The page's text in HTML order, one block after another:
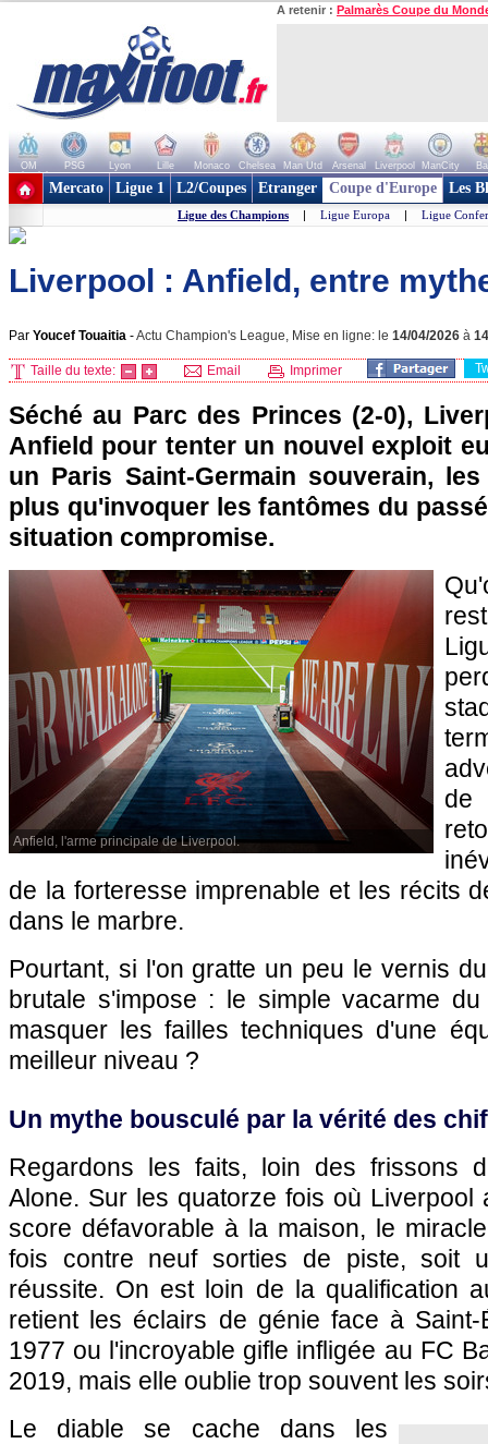
A retenir : Palmarès Coupe du
OM PSG Lyon Lille Monaco Chelsea Man Utd Arsenal Liverpool ManCity
+ de clubs
Mercato Ligue 1 L2/Coupes Etranger Coupe d'Europe Les
Ligue des Champions | Ligue Europa | Ligue
Liverpool : Anfield, entre
Par Youcef Touaitia -Actu Champion's League, Mise en ligne: le 14/04/2026 à
Taille du texte: Email Imprimer
Séché au Parc des Princes (2-0),
Anfield pour tenter un nouvel exploit
un Paris Saint-Germain souverain,
plus qu'invoquer les fantômes du
situation compromise.
Anfield, l'arme principale de Liverpool.
de
de la forteresse imprenable et les récits
dans le marbre.
Pourtant, si l'on gratte un peu le vernis
brutale s'impose : le simple vacarme
masquer les failles techniques d'une
meilleur niveau ?
Un mythe bousculé par la vérité des
Regardons les faits, loin des frissons
Alone. Sur les quatorze fois où Liverpool
score défavorable à la maison, le
fois contre neuf sorties de piste, soit
réussite. On est loin de la qualification
retient les éclairs de génie face à
1977 ou l'incroyable gifle infligée au FC
2019, mais elle oublie trop souvent les
Le diable se cache dans les